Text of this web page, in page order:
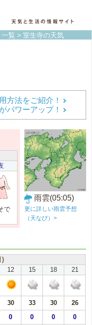
覧 > 室生寺の天気
方法をご紹介！
パワーアップ！
で
雨雲(05:05)
更に詳しい雨雲予想
（天なび）>
)
12 15 18 21
30 33 30
26
0 0 0 0